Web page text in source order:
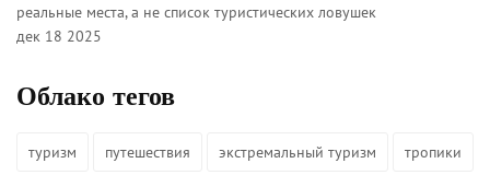
реальные места, а не список туристических ловушек
дек 18 2025
Облако тегов
туризм путешествия экстремальный туризм тропики